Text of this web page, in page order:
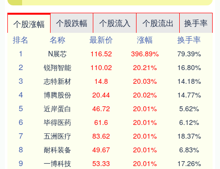
个股涨幅 个股跌幅 个股流入 个股流出
换手率
排名
名称 最新价 涨幅
换手率
1
N展芯 116.52 396.89% 79.39%
2 锐翔智能 110.02 20.21% 16.80%
3 志特新材 14.8 20.03% 14.18%
4 博腾股份 20.44 20.02% 14.77%
5 近岸蛋白 46.72 20.01% 5.62%
6 毕得医药 61.6 20.01% 6.12%
7 五洲医疗 83.62 20.01% 18.37%
8 耐科装备 49.67 20.01% 6.83%
9 一博科技 53.33 20.01% 17.26%